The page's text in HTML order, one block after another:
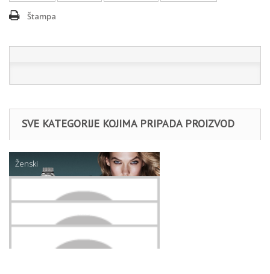
Štampa
SVE KATEGORIJE KOJIMA PRIPADA PROIZVOD
Ženski